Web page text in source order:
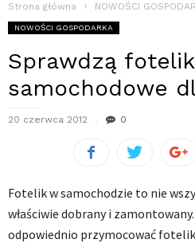
Strona główna NOWOŚCI
NOWOŚCI GOSPODARKA
Sprawdzą
samochodowe
20 czerwca 2012 0
Fotelik w samochodzie to nie
właściwie dobrany i
odpowiednio przymocować